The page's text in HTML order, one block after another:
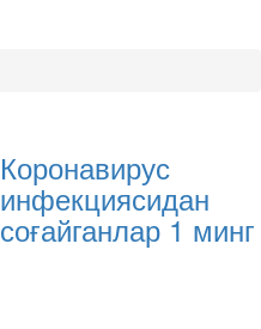
Коронавирус
инфекциясидан
соғайганлар 1 минг